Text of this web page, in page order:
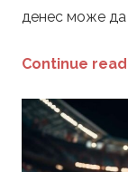
денес може да
Continue